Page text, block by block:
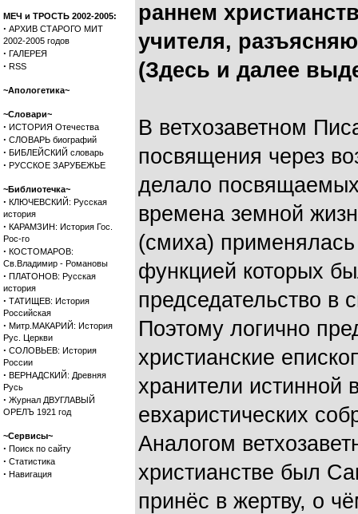
МЕЧ и ТРОСТЬ 2002-2005:
· АРХИВ СТАРОГО МИТ
2002-2005 годов
· ГАЛЕРЕЯ
· RSS
~Апологетика~
~Словари~
· ИСТОРИЯ Отечества
· СЛОВАРЬ биографий
· БИБЛЕЙСКИЙ словарь
· РУССКОЕ ЗАРУБЕЖЬЕ
~Библиотечка~
· КЛЮЧЕВСКИЙ: Русская
история
· КАРАМЗИН: История Гос.
Рос-го
· КОСТОМАРОВ:
Св.Владимир - Романовы
· ПЛАТОНОВ: Русская
история
· ТАТИЩЕВ: История
Российская
· Митр.МАКАРИЙ: История
Рус. Церкви
· СОЛОВЬЕВ: История
России
· ВЕРНАДСКИЙ: Древняя
Русь
· Журнал ДВУГЛАВЫЙ
ОРЕЛЪ 1921 год
~Сервисы~
· Поиск по сайту
· Статистика
· Навигация
раннем
учителя,
(Здесь и далее
В ветхозаветном
посвящения через
делало
времена земной
(смиха)
функцией которых
председательство в
Поэтому логично
христианские
хранители истинной
евхаристических
Аналогом
христианстве был
принёс в жертву, о